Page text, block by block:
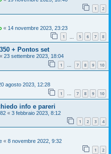
1 2
« 14 novembre 2023, 23:23
1 5 6 7 8
+ Pontos set
« 23 settembre 2023, 18:04
1 … 7 8 9 10
agosto 2023, 12:28
1 7 8 9 10
info e pareri
« 3 febbraio 2023, 8:12
1 2 3 4
« 8 novembre 2022, 9:32
1 2